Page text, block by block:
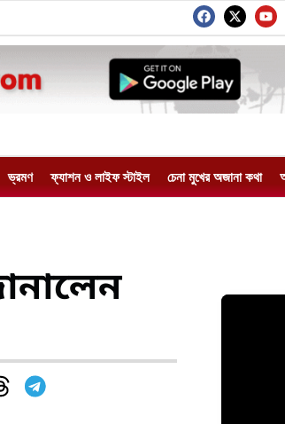
ভ্রমণ ফ্যাশন ও লাইফ স্টাইল চেনা মুখের অজানা কথা